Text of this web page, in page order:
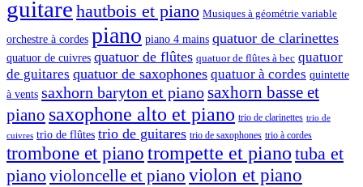
guitare hautbois et piano Musiques à géométrie variable
orchestre à cordes piano piano 4 mains quatuor de clarinettes
quatuor de cuivres quatuor de flûtes quatuor de flûtes à bec quatuor
de guitares quatuor de saxophones quatuor à cordes quintette
à vents saxhorn baryton et pianosaxhorn basse et
piano saxophone alto et piano trio de clarinettes trio de
cuivres trio de flûtes trio de guitares trio de saxophones trio à cordes
trombone et piano trompette et piano tuba et
pianovioloncelle et piano violon et piano